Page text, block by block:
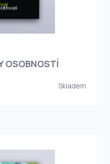
OSOBNOSTÍ
Skladem